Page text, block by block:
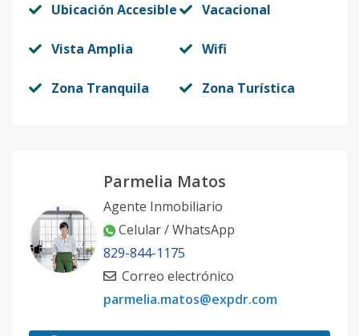
Ubicación Accesible Vacacional
Vista Amplia Wifi
Zona Tranquila Zona Turística
Parmelia Matos
Agente Inmobiliario
Celular / WhatsApp
829-844-1175
Correo electrónico
parmelia.matos@expdr.com